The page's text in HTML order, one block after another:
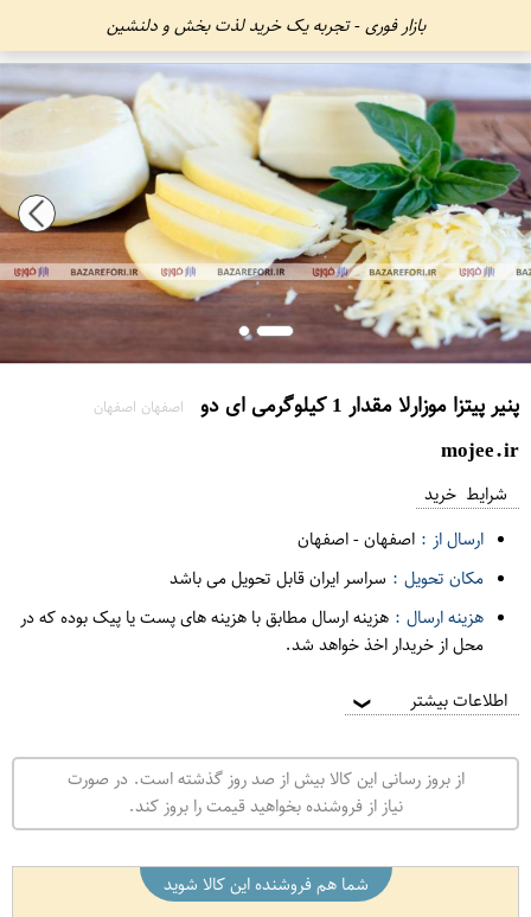
بازار فوری - تجربه یک خرید لذت بخش و دلنشین
پنیر پیتزا موزارلا مقدار 1 کیلوگرمی ای دو اصفهان اصفهان
mojee.ir
شرایط خرید
ارسال از : اصفهان-اصفهان
مکان تحویل : سراسر ایران قابل تحویل می باشد
هزینه ارسال : هزینه ارسال مطابق با هزینه های پست یا پیک بوده که در
محل از خریدار اخذ خواهد شد.
اطلاعات بیشتر ❯
از بروز رسانی این کالا بیش از صد روز گذشته است. در صورت
نیاز از فروشنده بخواهید قیمت را بروز کند.
شما هم فروشنده این کالا شوید